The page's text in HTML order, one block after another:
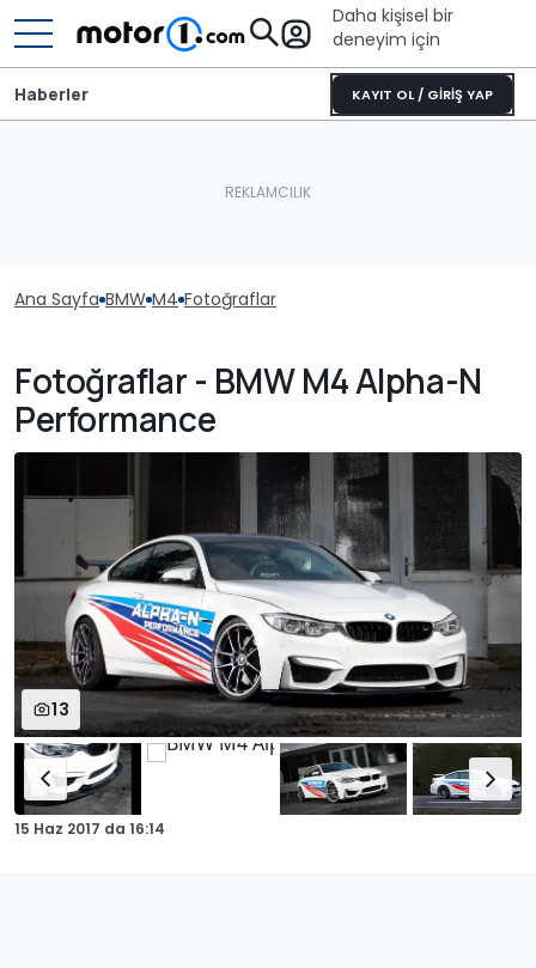
Daha kişisel bir
deneyim için
KAYIT OL / GİRİŞ YAP
Haberler
Ana Sayfa BMW M4 Fotoğraflar
Fotoğraflar - BMW M4 Alpha-N
Performance
13
15 Haz 2017 da 16:14